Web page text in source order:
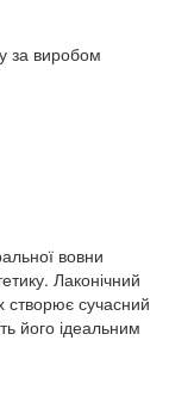
за виробом
вовни
Лаконічний
створює сучасний
його ідеальним